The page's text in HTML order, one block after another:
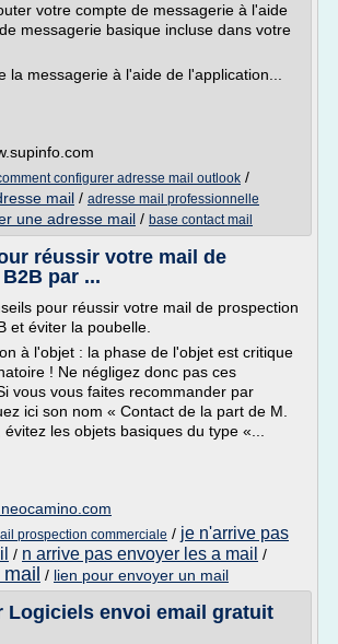
votre compte de messagerie à l'aide
messagerie basique incluse dans votre
la messagerie à l'aide de l'application...
configurer adresse mail outlook /
mail / adresse mail professionnelle
une adresse mail / base contact mail
réussir votre mail de
par ...
pour réussir votre mail de prospection
et éviter la poubelle.
à l'objet : la phase de l'objet est critique
! Ne négligez donc pas ces
vous vous faites recommander par
ici son nom « Contact de la part de M.
les objets basiques du type «...
prospection commerciale / je n'arrive pas
/ n arrive pas envoyer les a mail /
/ lien pour envoyer un mail
Logiciels envoi email gratuit